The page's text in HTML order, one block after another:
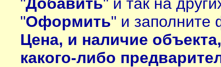
"Оформить" и заполните
Цена, и наличие
какого-либо